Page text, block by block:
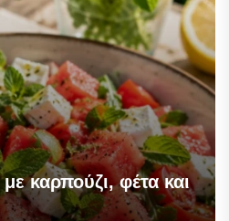
καρπούζι, φέτα και